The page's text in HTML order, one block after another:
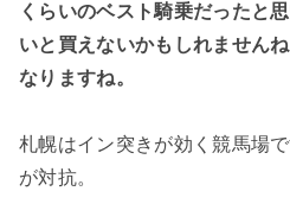
くらいのベスト騎乗だったと
いと買えないかもしれません
なりますね。
札幌はイン突きが効く競馬場
が対抗。